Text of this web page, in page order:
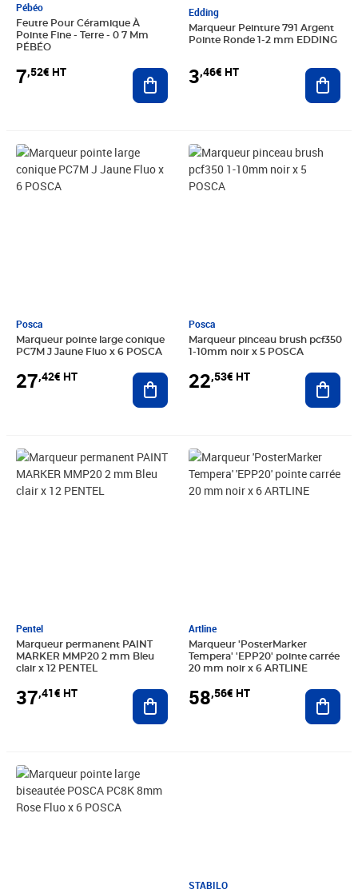
Pébéo
Feutre Pour Céramique À
Pointe Fine - Terre - 0 7 Mm
PÉBÉO
7,52€ HT Ajouter au panier
Edding
Marqueur Peinture 791 Argent
Pointe Ronde 1-2 mm EDDING
3,46€ HT
Posca
Marqueur pointe large conique
PC7M J Jaune Fluo x 6 POSCA
27,42€ HT
Prix 27,42€ HT
Ajouter au panier
Posca
Marqueur pinceau brush pcf350
1-10mm noir x 5 POSCA
22,53€ HT
Prix 22,53€ HT
Pentel
Marqueur permanent PAINT
MARKER MMP20 2 mm Bleu
clair x 12 PENTEL
37,41€ HT
Prix 37,41€ HT
Ajouter au panier
Artline
Marqueur 'PosterMarker
Tempera' 'EPP20' pointe carrée
20 mm noir x 6 ARTLINE
58,56€ HT
Prix 58,56€ HT
Prix 29,18€ HT
STABILO